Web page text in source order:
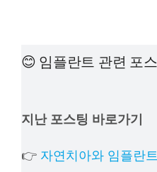
😊 임플란트 관련 포
지난 포스팅 바로가기
👉 자연치아와 임플란